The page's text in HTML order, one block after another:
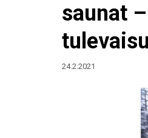
saunat
24.2.2021